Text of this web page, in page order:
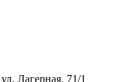
ул. Лагерная, 71/1